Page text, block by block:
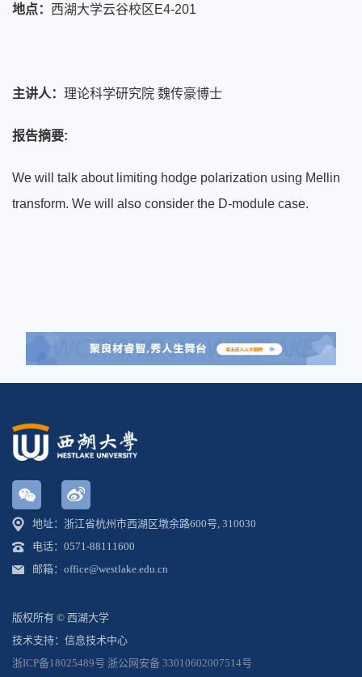
地点： 西湖大学云谷校区E4-201
主讲人： 理论科学研究院 魏传豪博士
报告摘要:
We will talk about limiting hodge polarization using Mellin
transform. We will also consider the D-module case.
地址：浙江省杭州市西湖区墩余路600号, 310030
电话：0571-88111600
邮箱：office@westlake.edu.cn
版权所有 © 西湖大学
技术支持：信息技术中心
浙ICP备18025489号 浙公网安备 33010602007514号